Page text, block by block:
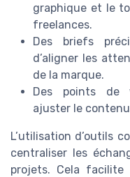
graphique et le
freelances.
Des briefs
d’aligner les
de la marque.
Des points de
ajuster le
L’utilisation d’outils
centraliser les
projets. Cela facilite